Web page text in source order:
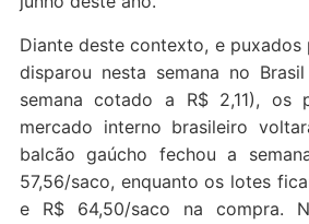
Diante deste contexto, e
disparou nesta semana no
semana cotado a R$ 2,11), os
mercado interno brasileiro
balcão gaúcho fechou a
57,56/saco, enquanto os lotes
e R$ 64,50/saco na compra.